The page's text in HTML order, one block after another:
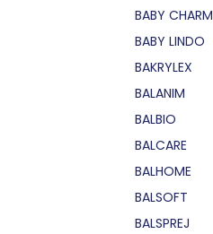
BABY CHARM
BABY LINDO
BAKRYLEX
BALANIM
BALBIO
BALCARE
BALHOME
BALSOFT
BALSPREJ